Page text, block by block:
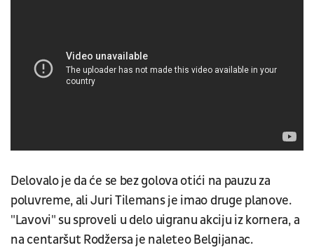
Delovalo je da će se bez golova otići na pauzu za
poluvreme, ali Juri Tilemans je imao druge planove.
"Lavovi" su sproveli u delo uigranu akciju iz kornera, a
na centaršut Rodžersa je naleteo Belgijanac.